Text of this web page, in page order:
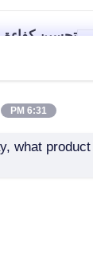
تحسين كفاءة
استمر
6:31 PM
what